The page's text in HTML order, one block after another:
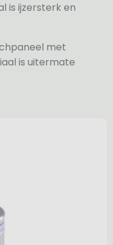
is ijzersterk en
met
is uitermate